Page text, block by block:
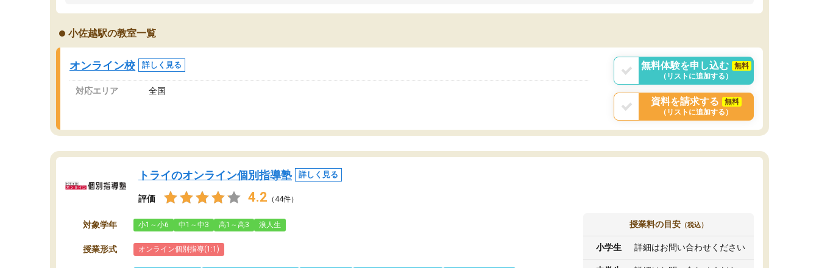
オンラインツールを使用した単語帳の共有があ
り宿題もそちらで出される形でした。
2ヶ月で担当講師の方がお辞めになると言う事で
講師変更の申し出があり、あまりに短期での変
更だった為、塾に通う事にして退会しました。
遅れも取り戻せ、授業内容や講師の方は良かっ
ます。講師も合わなければチェンジできます
なく、上手い活用の仕方が分からず辞めること
と感じました。
小佐越駅の教室一覧
オンライン校 詳しく見る
対応エリア 全国
無料体験を申し込む
無料
（リストに追加する）
資料を請求する
無料
（リストに追加する）
トライのオンライン個別指導塾 詳しく見る
評価 4.2 （44件）
対象学年 小1～小6 中1～中3 高1～高3 浪人生
授業形式 オンライン個別指導(1:1)
授業料の目安 （税込）
小学生 詳細はお問い合わせください